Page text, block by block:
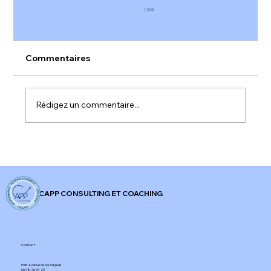
𝐅𝐫𝐚𝐧𝐜𝐞 !
Commentaires
Rédigez un commentaire...
CAPP CONSULTING ET COACHING
Contact
508 Avenue de Mazargues​
06 98 26 94 29​